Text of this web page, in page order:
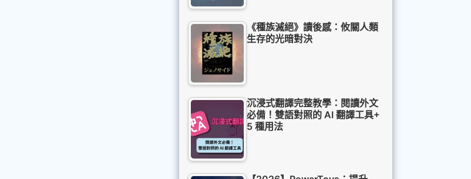
《種族滅絕》讀後感：攸關人類
生存的光暗對決
沉浸式翻譯完整教學：閱讀外文
必備！雙語對照的 AI 翻譯工具+
5 種用法